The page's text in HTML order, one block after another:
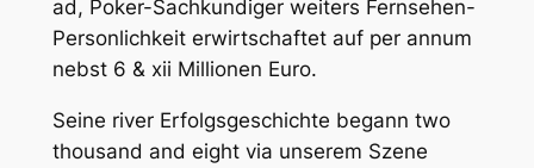
ad, Poker-Sachkundiger weiters Fernsehen-
Personlichkeit erwirtschaftet auf per annum
nebst 6 & xii Millionen Euro.
Seine river Erfolgsgeschichte begann two
thousand and eight via unserem Szene